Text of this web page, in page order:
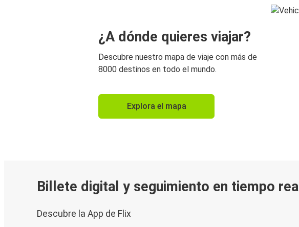
¿A dónde quieres viajar?
Descubre nuestro mapa de viaje con más de
8000 destinos en todo el mundo.
Explora el mapa
Billete digital y seguimiento en tiempo real
Descubre la App de Flix